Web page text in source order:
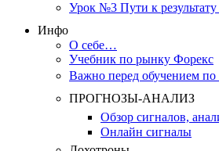
Урок №3 Пути к результату
Инфо
О себе…
Учебник по рынку Форекс
Важно перед обучением по
ПРОГНОЗЫ-АНАЛИЗ
Обзор сигналов,
Онлайн сигналы